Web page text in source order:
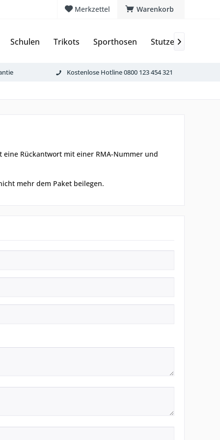
Warenkorb
Merkzettel
Schulen Trikots Sporthosen Stutzen & Schoner

Kostenlose Hotline 0800 123 454 321
Rückantwort mit einer RMA-Nummer und
mehr dem Paket beilegen.